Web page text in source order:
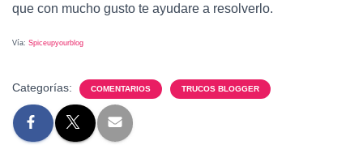
que con mucho gusto te ayudare a resolverlo.
Vía: Spiceupyourblog
Categorías: COMENTARIOS TRUCOS BLOGGER